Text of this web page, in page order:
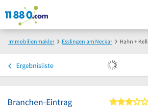
Immobilienmakler Esslingen am Neckar Hahn +
Ergebnisliste
Branchen-Eintrag